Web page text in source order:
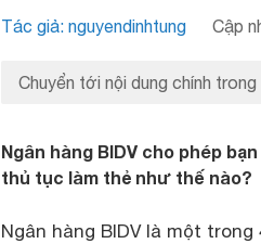
Tác giả: nguyendinhtung Cập
Chuyển tới nội dung chính trong
Ngân hàng BIDV cho phép
thủ tục làm thẻ như thế nào?
Ngân hàng BIDV là một